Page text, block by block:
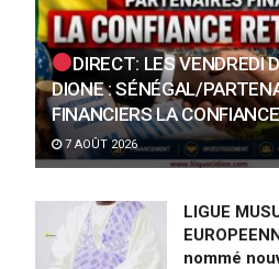
DIRECT: LES VENDREDI
DIONE : SÉNÉGAL/
FINANCIERS LA
7 AOÛT 2026
LIGUE
nommé